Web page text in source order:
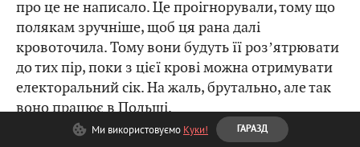
про це не написало. Це проігнорували, тому що
полякам зручніше, щоб ця рана далі
кровоточила. Тому вони будуть її розʼятрювати
до тих пір, поки з цієї крові можна отримувати
електоральний сік. На жаль, брутально, але так
воно працює в Польщі.
Ми використовуємо Куки! ГАРАЗД